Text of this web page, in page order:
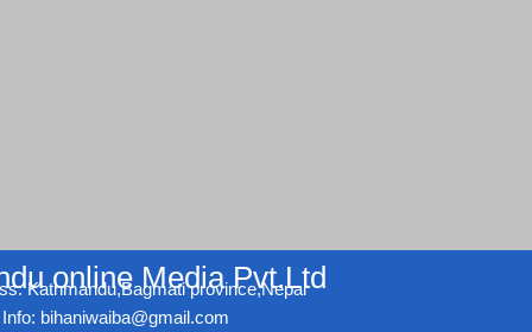
online Media Pvt.Ltd
Kathmandu,Bagmati province,Nepal
bihaniwaiba@gmail.com